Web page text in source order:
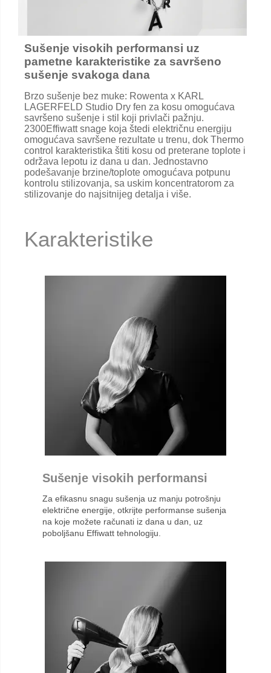
Sušenje visokih performansi uz
pametne karakteristike za savršeno
sušenje svakoga dana
Brzo sušenje bez muke: Rowenta x KARL
LAGERFELD Studio Dry fen za kosu omogućava
savršeno sušenje i stil koji privlači pažnju.
2300Effiwatt snage koja štedi električnu energiju
omogućava savršene rezultate u trenu, dok Thermo
control karakteristika štiti kosu od preterane toplote i
održava lepotu iz dana u dan. Jednostavno
podešavanje brzine/toplote omogućava potpunu
kontrolu stilizovanja, sa uskim koncentratorom za
stilizovanje do najsitnijeg detalja i više.
Karakteristike
Sušenje visokih performansi
Za efikasnu snagu sušenja uz manju potrošnju
električne energije, otkrijte performanse sušenja
na koje možete računati iz dana u dan, uz
poboljšanu Effiwatt tehnologiju.